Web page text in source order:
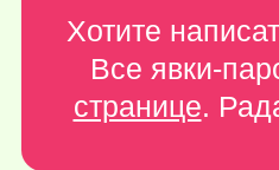
Хотите
Все явки-
странице.